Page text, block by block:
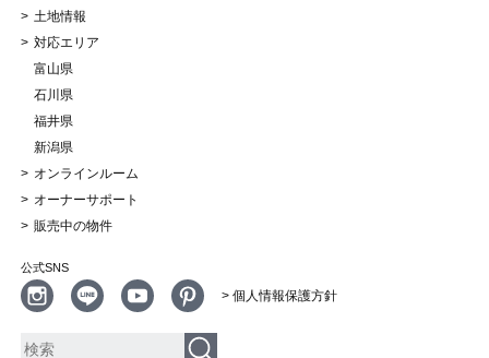
土地情報
対応エリア
富山県
石川県
福井県
新潟県
オンラインルーム
オーナーサポート
販売中の物件
公式SNS
> 個人情報保護方針